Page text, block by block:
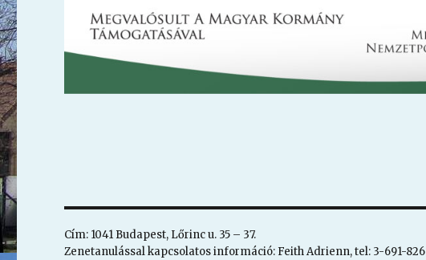
Cím: 1041 Budapest, Lőrinc u. 35 – 37.
Zenetanulással kapcsolatos információ: Feith Adrienn, tel: 3-691-826